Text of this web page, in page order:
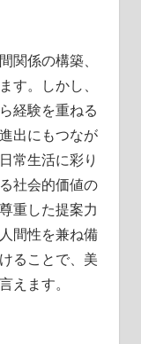
関係の構築、
す。しかし、
経験を重ねる
出にもつなが
常生活に彩り
社会的価値の
重した提案力
間性を兼ね備
ることで、美
えます。